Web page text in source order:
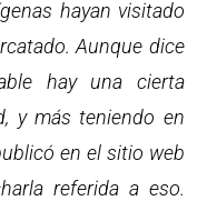
hayan visitado
Aunque dice
hay una cierta
y más teniendo en
en el sitio web
referida a eso.